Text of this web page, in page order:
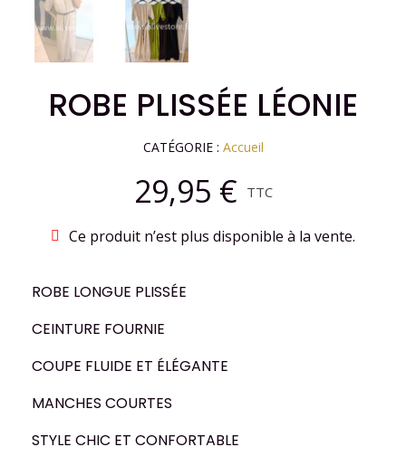
ROBE PLISSÉE LÉONIE
CATÉGORIE Accueil
29,95 € TTC
Ce produit n’est plus disponible à la vente.
ROBE LONGUE PLISSÉE
CEINTURE FOURNIE
COUPE FLUIDE ET ÉLÉGANTE
MANCHES COURTES
STYLE CHIC ET CONFORTABLE